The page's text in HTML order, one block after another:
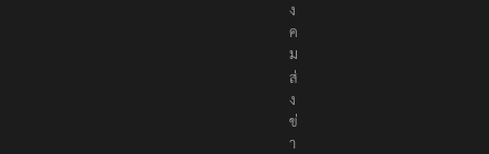
ง
ค
ม
ส่
ง
ข่
า